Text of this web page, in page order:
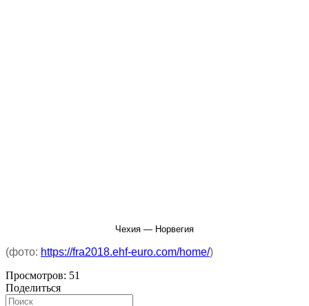
Чехия — Норвегия
(фото: https://fra2018.ehf-euro.com/home/)
Просмотров: 51
Поделиться